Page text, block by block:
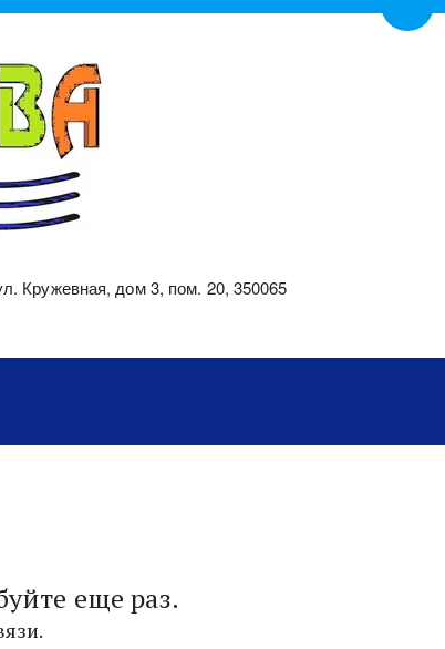
Кружевная, дом 3, пом. 20, 350065
еще раз.